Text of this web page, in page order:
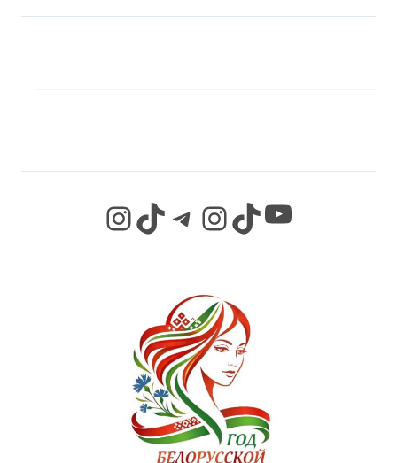
InstagramTikTok Telegram InstagramTikTok YouTube